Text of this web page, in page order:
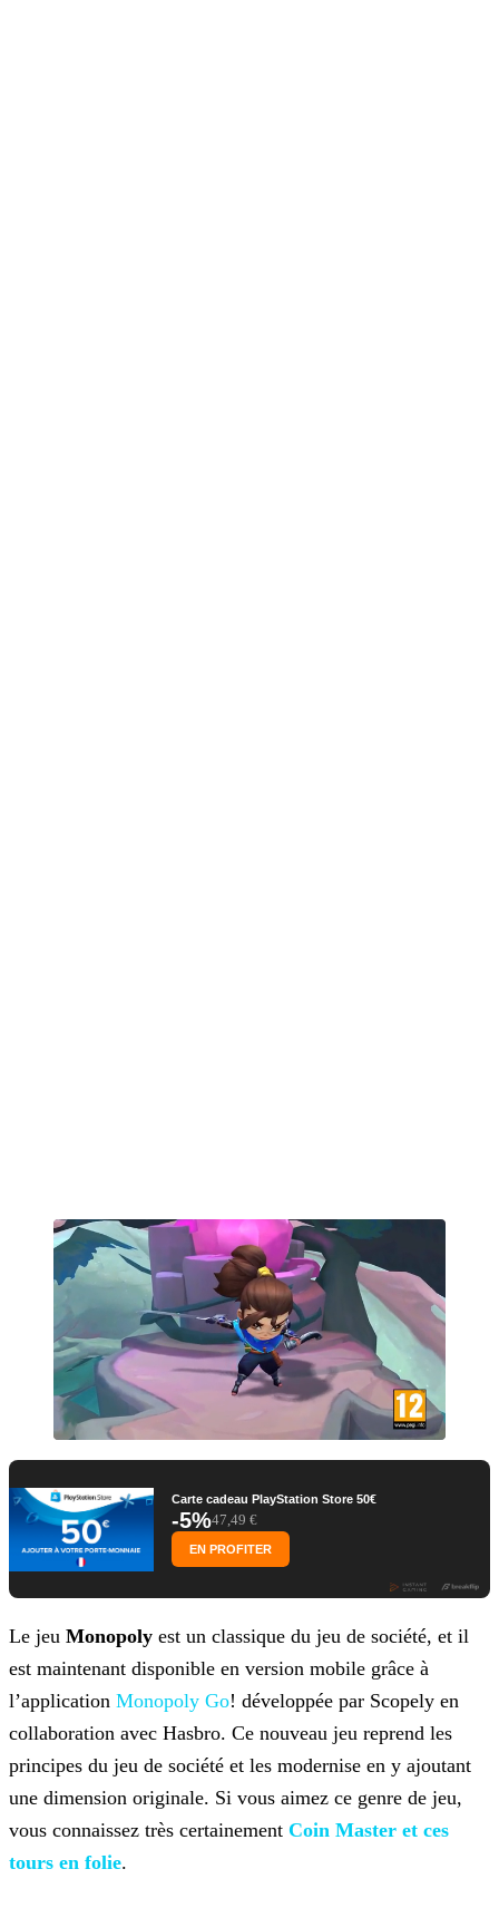
Carte cadeau PlayStation Store 50€
-5%47,49 €
EN PROFITER
Le jeu Monopoly est un classique du jeu de société, et il
est maintenant disponible en version mobile grâce à
l’application Monopoly Go! développée par Scopely en
collaboration avec Hasbro. Ce nouveau jeu reprend les
principes du jeu de société et les modernise en y ajoutant
une dimension originale. Si vous aimez ce genre de jeu,
vous connaissez très certainement Coin Master et ces
tours en folie.